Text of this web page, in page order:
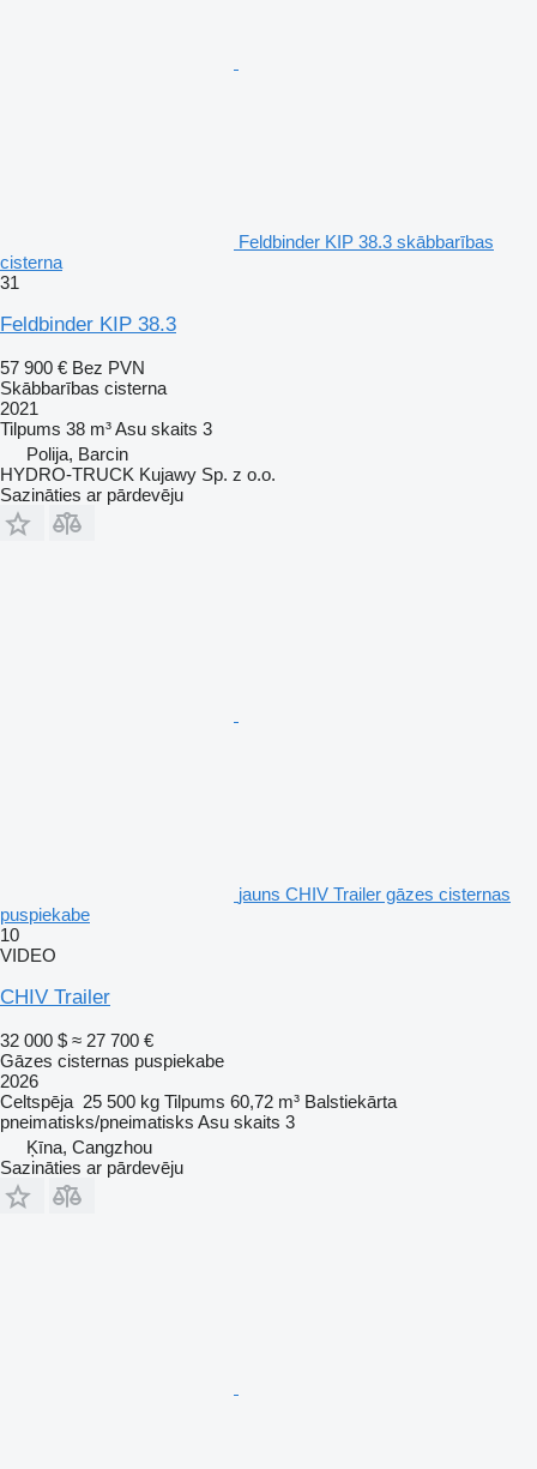
Feldbinder KIP 38.3 skābbarības
cisterna
31
Feldbinder KIP 38.3
57 900 € Bez PVN
Skābbarības cisterna
2021
Tilpums 38 m³Asu skaits 3
Polija, Barcin
HYDRO-TRUCK Kujawy Sp. z o.o.
Sazināties ar pārdevēju
jauns CHIV Trailer gāzes cisternas
puspiekabe
10
VIDEO
CHIV Trailer
32 000 $ ≈ 27 700 €
Gāzes cisternas puspiekabe
2026
Celtspēja 25 500 kg Tilpums 60,72 m³ Balstiekārta
pneimatisks/pneimatisks Asu skaits 3
Ķīna, Cangzhou
Sazināties ar pārdevēju